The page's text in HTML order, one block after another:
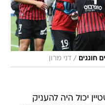
חוגגים / דני מרון
יכול היה להעניק